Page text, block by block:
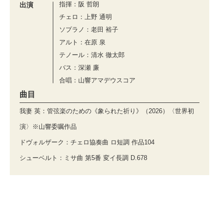
出演
指揮：阪 哲朗
チェロ：上野 通明
ソプラノ：老田 裕子
アルト：在原 泉
テノール：清水 徹太郎
バス：深瀬 廉
合唱：山響アマデウスコア
曲目
我妻 英：管弦楽のための《象られた祈り》（2026）〈世界初
演〉※山響委嘱作品
ドヴォルザーク：チェロ協奏曲 ロ短調 作品104
シューベルト：ミサ曲 第5番 変イ長調 D.678